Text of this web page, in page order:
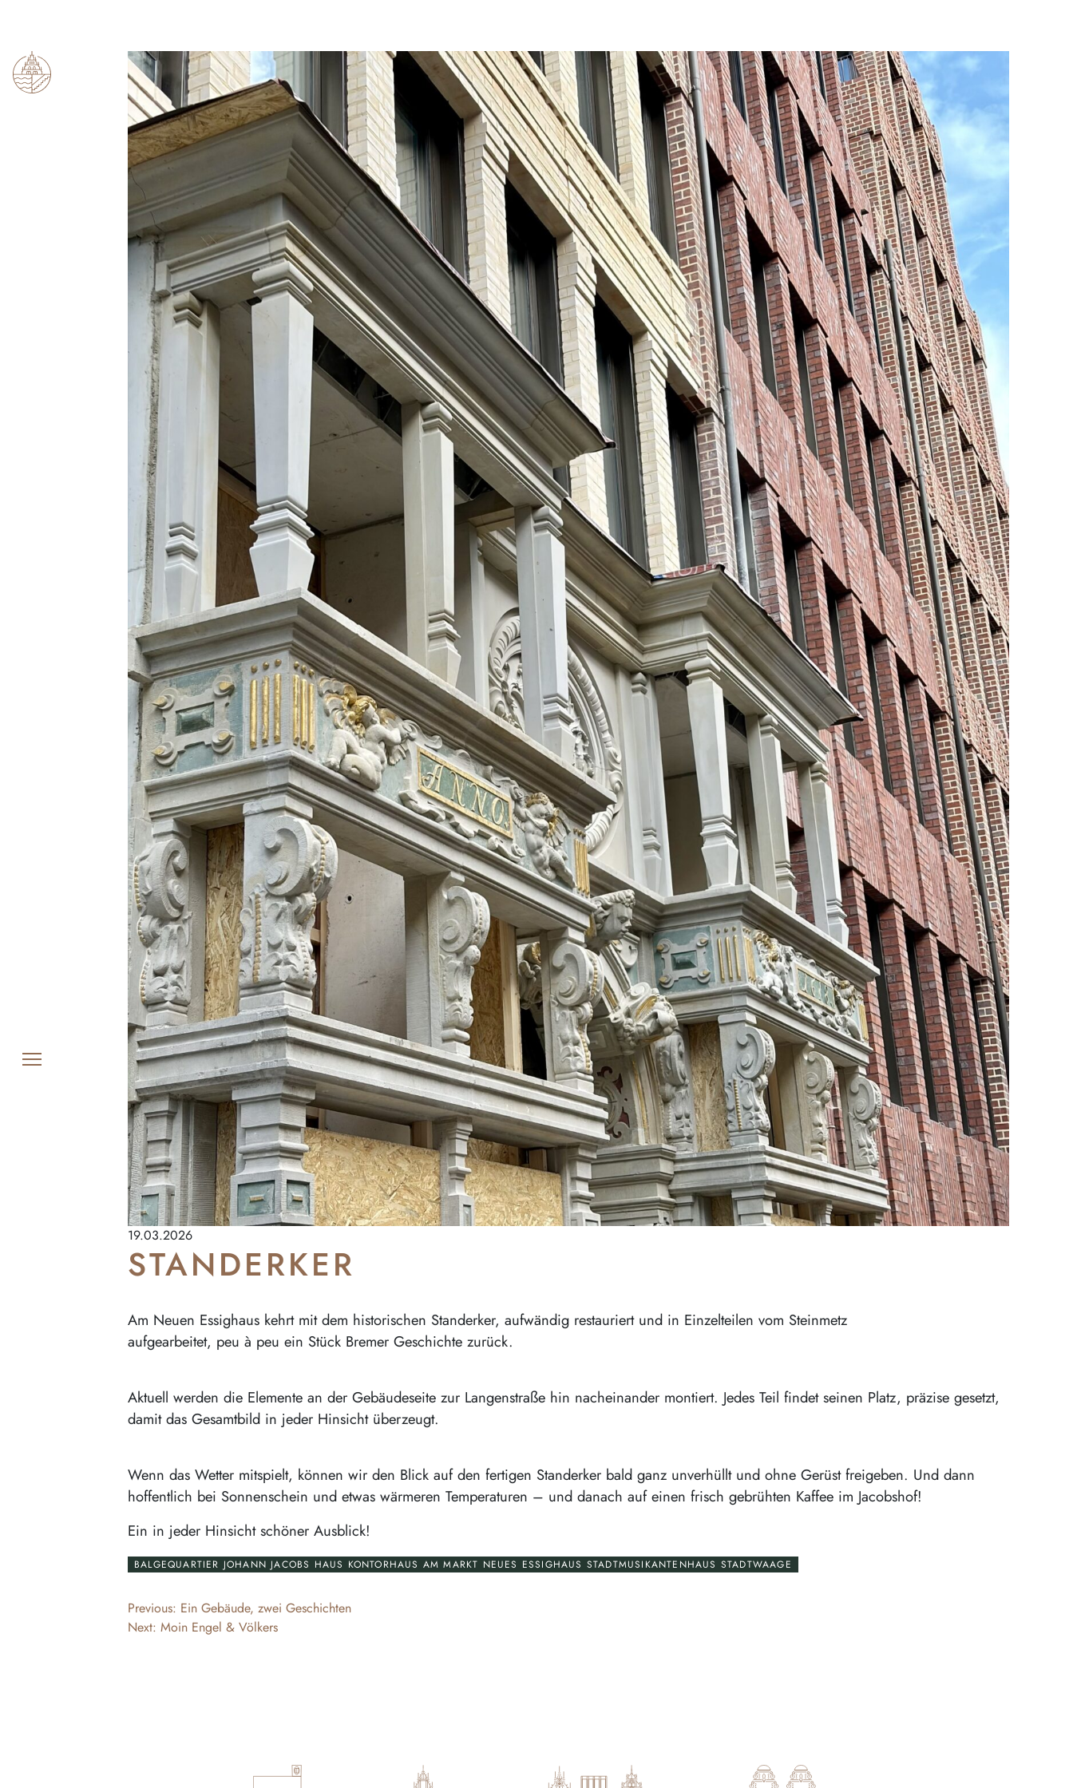
19.03.2026
STANDERKER
Am Neuen Essighaus kehrt mit dem historischen Standerker, aufwändig restauriert und in Einzelteilen vom Steinmetz
aufgearbeitet, peu à peu ein Stück Bremer Geschichte zurück.
Aktuell werden die Elemente an der Gebäudeseite zur Langenstraße hin nacheinander montiert. Jedes Teil findet seinen Platz, präzise gesetzt,
damit das Gesamtbild in jeder Hinsicht überzeugt.
Wenn das Wetter mitspielt, können wir den Blick auf den fertigen Standerker bald ganz unverhüllt und ohne Gerüst freigeben. Und dann
hoffentlich bei Sonnenschein und etwas wärmeren Temperaturen – und danach auf einen frisch gebrühten Kaffee im Jacobshof!
Ein in jeder Hinsicht schöner Ausblick!
BALGEQUARTIER JOHANN JACOBS HAUS KONTORHAUS AM MARKT NEUES ESSIGHAUS STADTMUSIKANTENHAUS STADTWAAGE
Beitragsnavigation
Previous: Ein Gebäude, zwei Geschichten
Next: Moin Engel & Völkers